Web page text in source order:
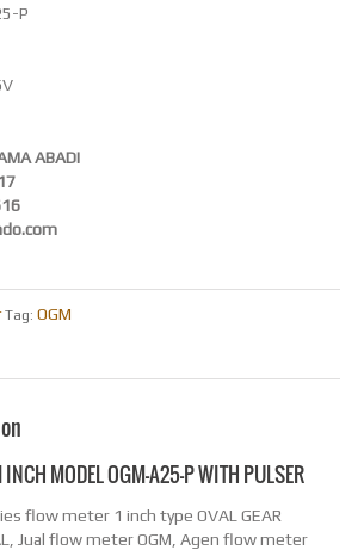
P
ABADI
Tag: OGM
INCH MODEL OGM-A25-P WITH PULSER
flow meter 1 inch type OVAL GEAR
Jual flow meter OGM, Agen flow meter